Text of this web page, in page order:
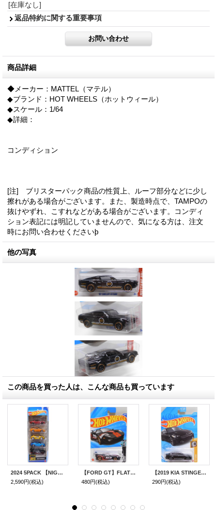
[在庫なし]
返品特約に関する重要事項
商品詳細
◆メーカー：MATTEL（マテル）
◆ブランド：HOT WHEELS（ホットウィール）
◆スケール：1/64
◆詳細：
コンディション
[注] ブリスターパック商品の性質上、ルーフ部分などに少し
擦れがある場合がございます。また、製造時点で、TAMPOの
抜けやずれ、こすれなどがある場合がございます。コンディ
ション表記には明記していませんので、気になる方は、注文
時にお問い合わせくださいϸ
他の写真
この商品を買った人は、こんな商品も買っています
2024 5PACK 【NIGHTBURNERZ】'67 Shelby GT500/Nissan 300ZX Twin Turbo/Megane Trophy/2018 COPO Camaro SS /Gazella R
2,590円(税込)
【FORD GT】FLAT BLACK (BORLA)
480円(税込)
【2019 KIA STINGER GT】BLACK/5Y
290円(税込)